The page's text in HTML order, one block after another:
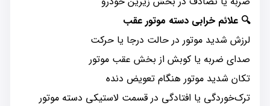
🔍 علائم خرابی دسته موتور عقب
لرزش شدید موتور در حالت درجا یا حرکت
صدای ضربه یا کوبش از بخش عقب موتور
تکان شدید موتور هنگام تعویض دنده
ترک‌خوردگی یا افتادگی در قسمت لاستیکی دسته موتور